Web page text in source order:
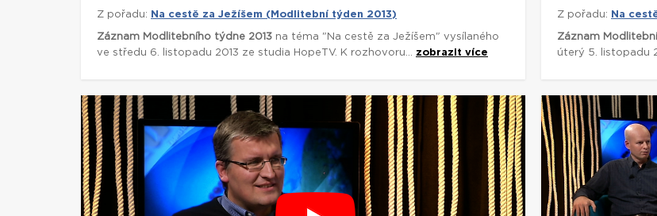
Z pořadu: Na cestě za Ježíšem (Modlitební týden 2013)
Záznam Modlitebního týdne 2013 na téma "Na cestě za Ježíšem" vysílaného
ve středu 6. listopadu 2013 ze studia HopeTV. K rozhovoru... zobrazit více
Z pořadu: Na
Záznam
úterý 5. listopadu